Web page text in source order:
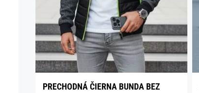
PRECHODNÁ ČIERNA BUNDA BEZ